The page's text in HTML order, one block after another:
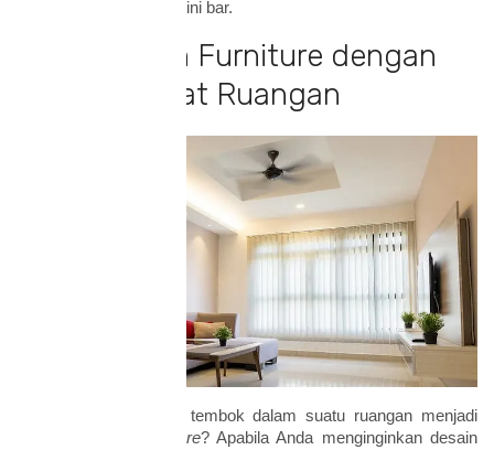
set sekaligus mini bar.
4. Sesuaikan Furniture dengan
Pemilihan Cat Ruangan
Bagaimana warna cat tembok dalam suatu ruangan menjadi
furniture? Apabila Anda menginginkan desain